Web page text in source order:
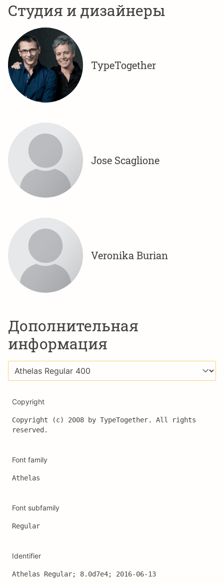
Студия и дизайнеры
TypeTogether
Jose Scaglione
Veronika Burian
Дополнительная
информация
Copyright
Copyright (c) 2008 by TypeTogether. All rights
reserved.
Font family
Athelas
Font subfamily
Regular
Identifier
Athelas Regular; 8.0d7e4; 2016-06-13